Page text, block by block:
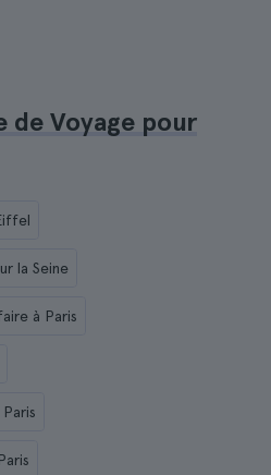
de Voyage pour
la Seine
à Paris